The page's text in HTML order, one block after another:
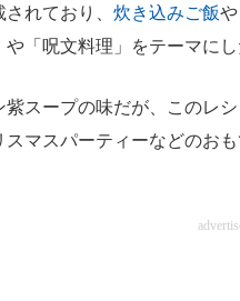
れており、 炊き込みご飯や
や「呪文料理」をテーマに
スープの味だが、このレ
スマスパーティーなどのお